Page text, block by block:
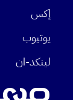
إكس
يوتيوب
لينكد-ان